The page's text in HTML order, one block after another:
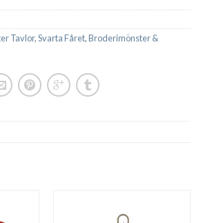
Tavlor,Svarta Fåret,Broderimönster &